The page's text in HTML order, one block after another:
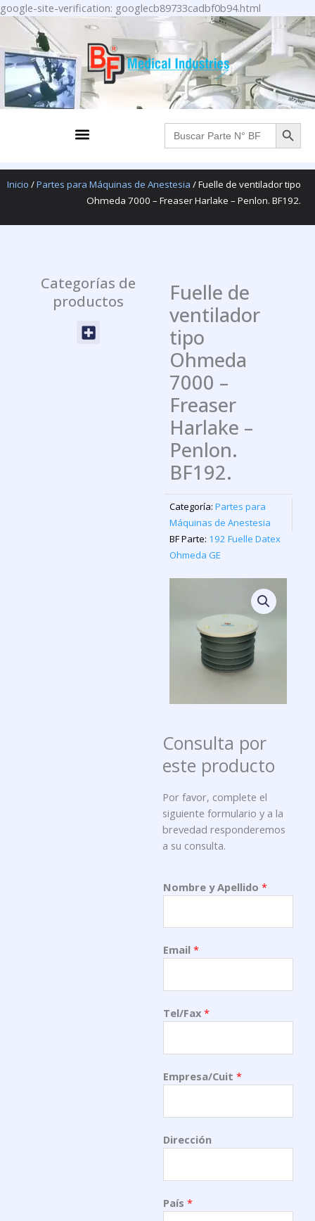
google-site-verification: googlecb89733cadbf0b94.html
al
contenido
Menu Buscar: BOTÓN DE
Inicio /Partes para Máquinas de Anestesia / Fuelle de ventilador tipo
Ohmeda 7000 – Freaser Harlake – Penlon. BF192.
Categorías de
productos
Menu
Fuelle de
ventilador
tipo
Ohmeda
7000 –
Freaser
Harlake –
Penlon.
BF192.
Categoría: Partes para
Máquinas de Anestesia
BF Parte: 192 Fuelle Datex
Ohmeda GE
Consulta por
este producto
Por favor, complete el
siguiente formulario y a la
brevedad responderemos
a su consulta.
Nombre y Apellido*
Email*
Tel/Fax*
Empresa/Cuit*
Dirección
País*